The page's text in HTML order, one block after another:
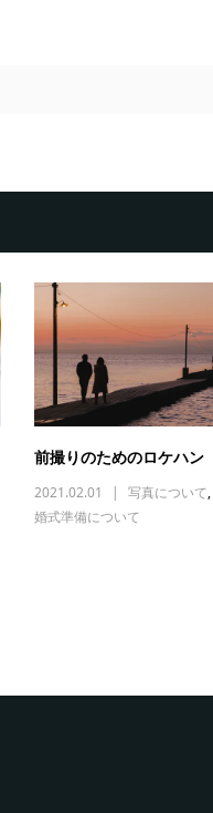
前撮りのためのロケハン
2021.02.01 写真について,
婚式準備について